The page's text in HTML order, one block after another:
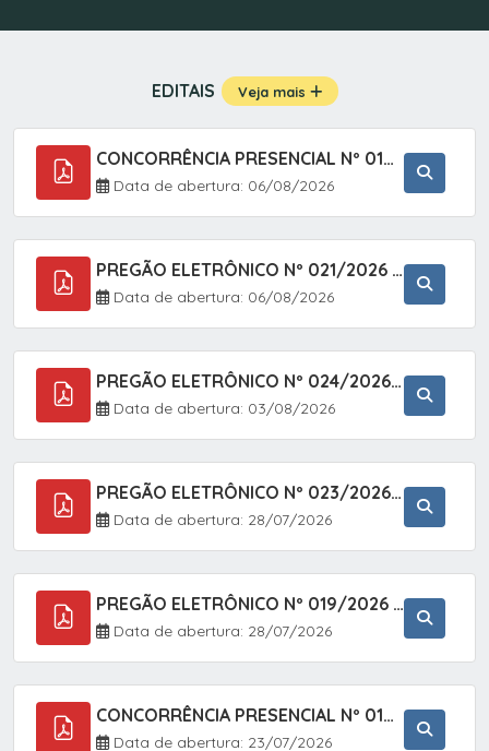
EDITAIS Veja mais
CONCORRÊNCIA PRESENCIAL Nº 019/2025 - PAVIMENTAÇÃO ASFÁLTICA EM TRECHO DA RUA 2 NO BAIRRO VILA SOARES NO MUNICÍPIO DE SETE BARRAS/SP.
Data de abertura: 06/08/2026
PREGÃO ELETRÔNICO Nº 021/2026 - AQUISIÇÃO DE CONTENTORES E CARRINHOS, DESTINADOS A COLETIVA E MANEJO DE RESÍDUOS SÓLIDOS, ATRAVÉS DO SISTEMA DE REGISTRO DE PREÇOS (SRP)
Data de abertura: 06/08/2026
PREGÃO ELETRÔNICO Nº 024/2026 - AQUISIÇÃO DE GÁS MEDICINAL TIPO OXIGÊNIO (1,00 M3, 3,00 M3 E 10,00 M3), EM ATENDIMENTO À SECRETARIA MUNICIPAL DE SAÚDE, ATRAVÉS DO SISTEMA DE REGISTRO DE PREÇOS (SRP)
Data de abertura: 03/08/2026
PREGÃO ELETRÔNICO Nº 023/2026 - AQUISIÇÃO DE ENXOVAL INFANTIL, EM ATENDIMENTO À SECRETARIA MUNICIPAL DE EDUCAÇÃO, ATRAVÉS DO SISTEMA DE REGISTRO DE PREÇOS (SRP).
Data de abertura: 28/07/2026
PREGÃO ELETRÔNICO Nº 019/2026 - CONTRATAÇÃO DE EMPRESA ESPECIALIZADA PARA A PRESTAÇÃO DE SERVIÇOS VETERINÁRIOS CLÍNICOS E CIRÚRGICOS, COM FOCO EM AÇÕES DE SAÚDE PÚBLICA, BEM-ESTAR ANIMAL E CONTROLE POPULACIONAL ÉTICO DE CÃES E GATOS, EM ATENDIMENTO À
Data de abertura: 28/07/2026
CONCORRÊNCIA PRESENCIAL Nº 018/2026 - PAVIMENTAÇÃO ASFÁLTICA NO BAIRRO VOTUPOCA ? ESTRADA DA RAPOSA, NO MUNICÍPIO DE SETE BARRAS/SP
Data de abertura: 23/07/2026